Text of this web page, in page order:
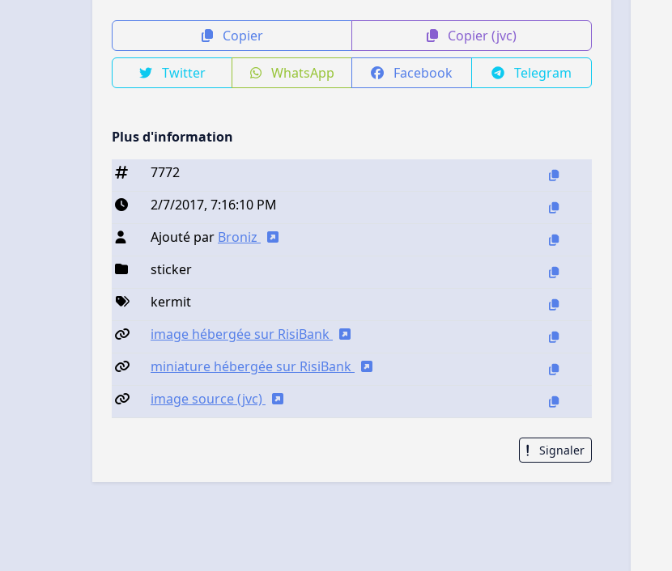
Copier Copier (jvc)
Twitter WhatsApp Facebook Telegram
Plus d'information
7772
2/7/2017, 7:16:10 PM
Ajouté par Broniz
sticker
kermit
image hébergée sur RisiBank
miniature hébergée sur RisiBank
image source (jvc)
Signaler